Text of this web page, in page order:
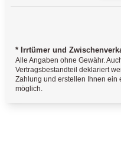
* Irrtümer und
Alle Angaben ohne Gewähr.
Vertragsbestandteil deklariert
Zahlung und erstellen Ihnen ein
möglich.